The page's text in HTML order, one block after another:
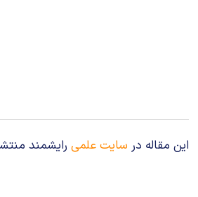
این مقاله در سایت علمی رایشمند